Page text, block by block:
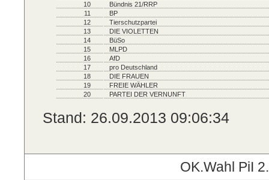
10
Bündnis 21/RRP
11
BP
12
Tierschutzpartei
13
DIE VIOLETTEN
14
BüSo
15
MLPD
16
AfD
17
pro Deutschland
18
DIE FRAUEN
19
FREIE WÄHLER
20
PARTEI DER VERNUNFT
Stand: 26.09.2013 09:06:34
OK.Wahl PiI